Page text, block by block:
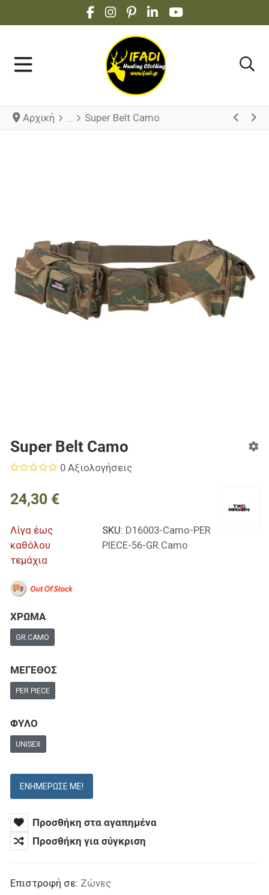
FACEBOOK SOCIAL LINK
INSTAGRAM SOCIAL LINK
PINTEREST SOCIAL LINK
LINKEDIN SOCIAL LINK
YOUTUBE SOCIAL
Αρχική Super Belt Camo
Super Belt Camo
0 Αξιολογήσεις
24,30 €
Λίγα έως
καθόλου
τεμάχια
SKU: D16003-Camo-PER
PIECE-56-GR.Camo
ΧΡΩΜΑ
GR.CAMO
ΜΕΓΕΘΟΣ
PER PIECE
ΦΥΛΟ
UNISEX
ΕΝΗΜΈΡΩΣΕ ΜΕ!
Προσθήκη στα αγαπημένα
Προσθήκη για σύγκριση
Επιστροφή σε: Ζώνες